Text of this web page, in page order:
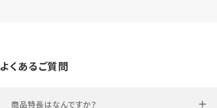
よくあるご質問
商品特長はなんですか？